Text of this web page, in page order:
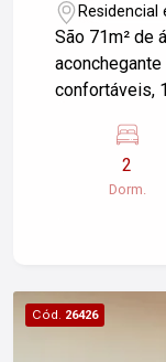
Residencial
São 71m² de
confortáveis,
condomínio
para você e sua família.
quem busca
2
Dorm.
Cód. 26426